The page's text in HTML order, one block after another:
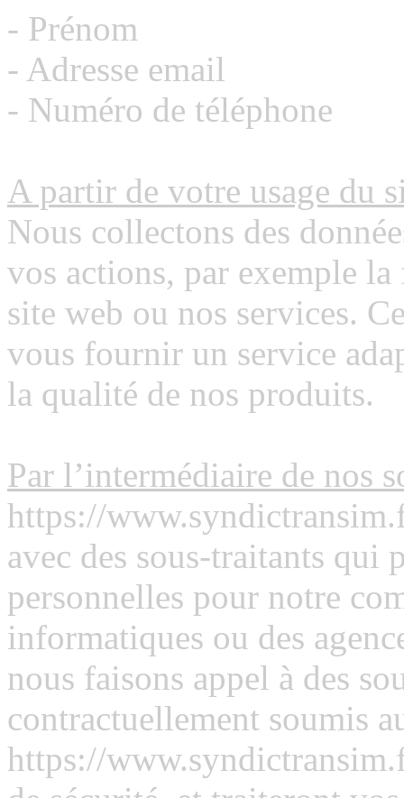
- Prénom
- Adresse email
- Numéro de téléphone
A partir de votre usage du
Nous collectons des
vos actions, par exemple
site web ou nos services.
vous fournir un service
la qualité de nos produits.
Par l’intermédiaire de nos
https://
avec des sous-traitants qui
personnelles pour notre
informatiques ou des
nous faisons appel à des
contractuellement soumis
https://